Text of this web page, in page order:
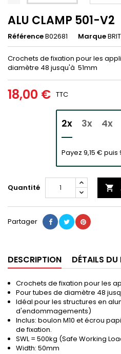
ALU CLAMP 501-V2
RéférenceB02681 Marque
Crochets de fixation pour les
diamètre 48 jusqu'à 51mm
18,00 € TTC
2x 3x 4x
Payez 9,15 €
Quantité 
Partager
DESCRIPTION DÉTAILS DU
Crochets de fixation pour les
Pour tubes de diamètre 48
Idéal pour les structures en
d'endommagements)
Inclus: boulon M10 et écrou
de fixation.
SWL = 500kg (Safe Working
Width: 50mm